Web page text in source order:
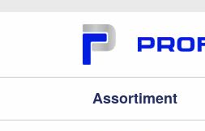
Assortiment